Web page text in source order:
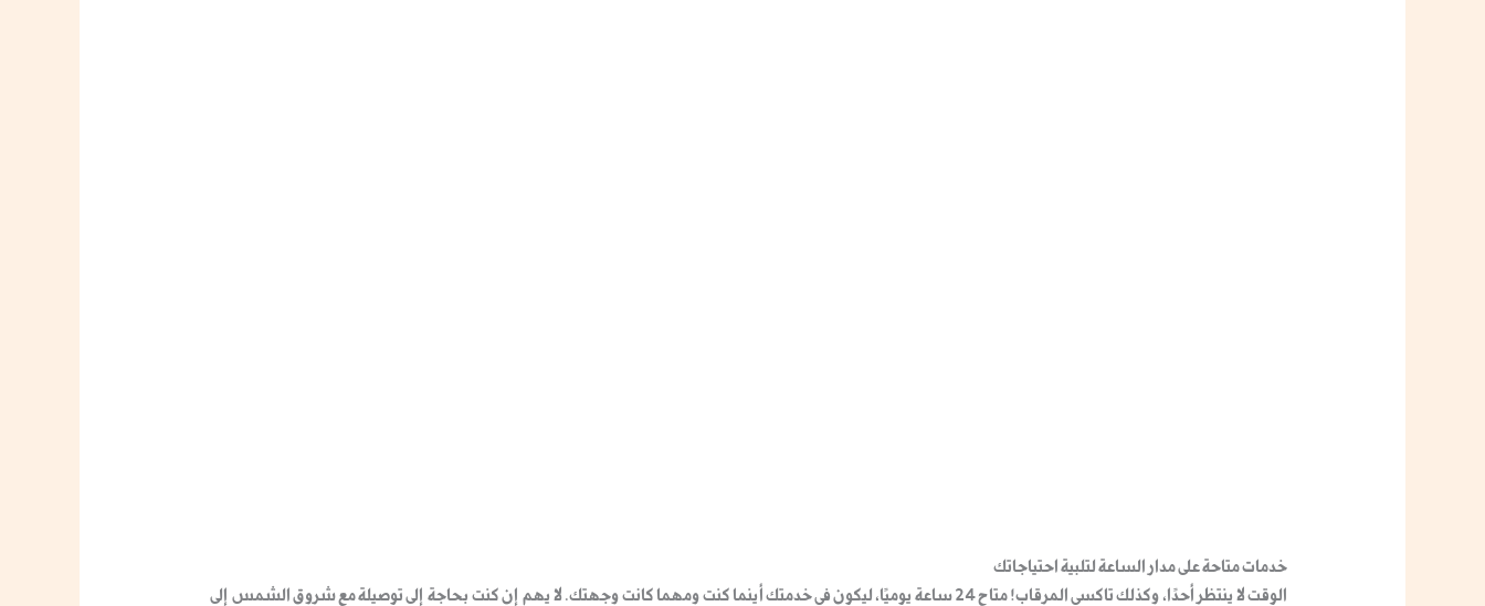
خدمات متاحة على مدار الساعة لتلبية احتياجاتك
الوقت لا ينتظر أحدًا، وكذلك تاكسي المرقاب! متاح24 ساعة يوميًا
، ليكون في خدمتك أينما كنت ومهما كانت وجهتك. لا يهم إن كنت بحاجة إلى توصيلة مع شروق الشمس إلى